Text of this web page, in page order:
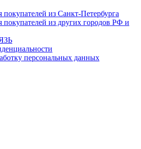
из Санкт-Петербурга
из других городов РФ и
персональных данных